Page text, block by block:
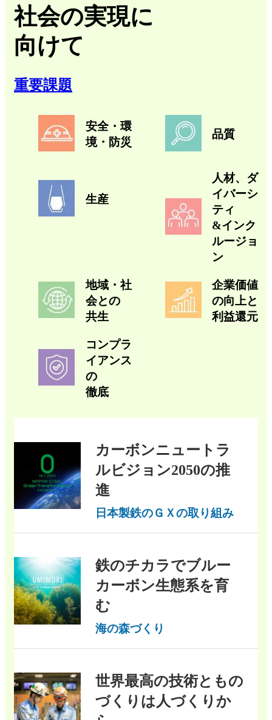
社会の実現に
向けて
重要課題
安全・環
境・防災
品質
生産
人材、ダ
イバーシ
ティ
&インク
ルージョ
ン
地域・社
会との
共生
企業価値
の向上と
利益還元
コンプラ
イアンス
の
徹底
カーボンニュートラ
ルビジョン2050の推
進
日本製鉄のＧＸの取り組み
鉄のチカラでブルー
カーボン生態系を育
む
海の森づくり
世界最高の技術ともの
づくりは人づくりか